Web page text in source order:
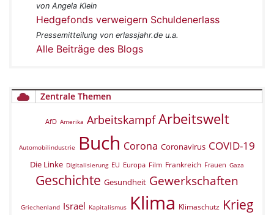
von Angela Klein
Hedgefonds verweigern Schuldenerlass
Pressemitteilung von erlassjahr.de u.a.
Alle Beiträge des Blogs
Zentrale Themen
AfD Amerika Arbeitskampf Arbeitswelt
Automobilindustrie Buch Corona Coronavirus COVID-19
Die Linke Digitalisierung EU Europa Film Frankreich Frauen Gaza
Geschichte Gesundheit Gewerkschaften
Griechenland Israel Kapitalismus Klima Klimaschutz Krieg